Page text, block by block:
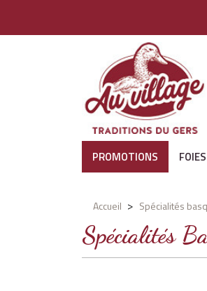
PROMOTIONS
Accueil Spécialités
Spécialités